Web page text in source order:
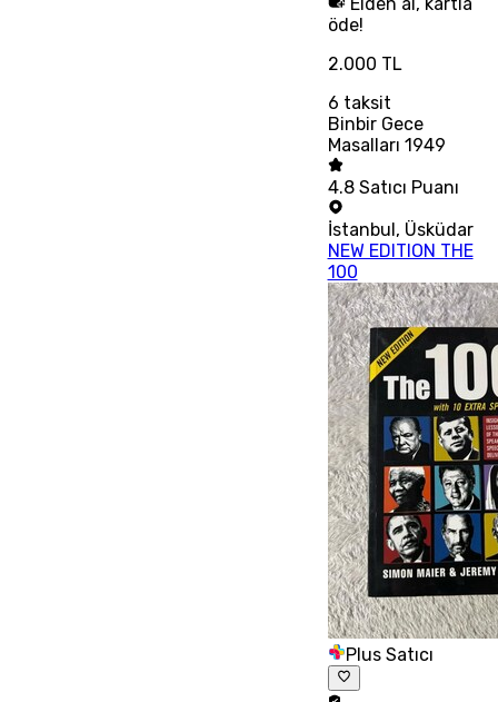
öde!
2.000 TL
6 taksit
Binbir Gece
Masalları 1949
4.8 Satıcı Puanı
İstanbul , Üsküdar
NEW EDITION THE
100
Plus Satıcı